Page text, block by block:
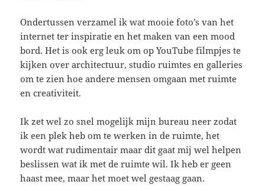
Ondertussen verzamel ik wat mooie foto’s van het
internet ter inspiratie en het maken van een mood
bord. Het is ook erg leuk om op YouTube filmpjes te
kijken over architectuur, studio ruimtes en galleries
om te zien hoe andere mensen omgaan met ruimte
en creativiteit.
Ik zet wel zo snel mogelijk mijn bureau neer zodat
ik een plek heb om te werken in de ruimte, het
wordt wat rudimentair maar dit gaat mij wel helpen
beslissen wat ik met de ruimte wil. Ik heb er geen
haast mee, maar het moet wel gestaag gaan.